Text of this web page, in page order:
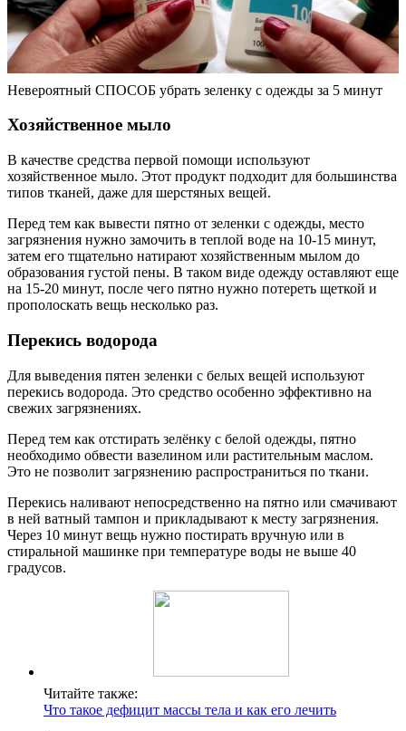
Невероятный СПОСОБ убрать зеленку с одежды за 5 минут
Хозяйственное мыло
В качестве средства первой помощи используют
хозяйственное мыло. Этот продукт подходит для большинства
типов тканей, даже для шерстяных вещей.
Перед тем как вывести пятно от зеленки с одежды, место
загрязнения нужно замочить в теплой воде на 10-15 минут,
затем его тщательно натирают хозяйственным мылом до
образования густой пены. В таком виде одежду оставляют еще
на 15-20 минут, после чего пятно нужно потереть щеткой и
прополоскать вещь несколько раз.
Перекись водорода
Для выведения пятен зеленки с белых вещей используют
перекись водорода. Это средство особенно эффективно на
свежих загрязнениях.
Перед тем как отстирать зелёнку с белой одежды, пятно
необходимо обвести вазелином или растительным маслом.
Это не позволит загрязнению распространиться по ткани.
Перекись наливают непосредственно на пятно или смачивают
в ней ватный тампон и прикладывают к месту загрязнения.
Через 10 минут вещь нужно постирать вручную или в
стиральной машинке при температуре воды не выше 40
градусов.
Читайте также:
Что такое дефицит массы тела и как его лечить